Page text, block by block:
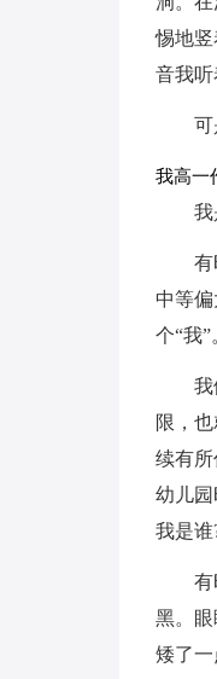
惕地
音我
我高一
我
有
中等
个“我”
我
限，
续有
幼儿园
我是谁
有
黑。
矮了